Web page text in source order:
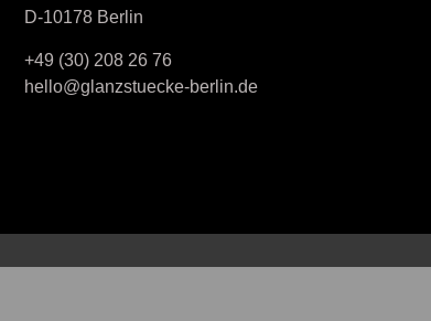
D-10178 Berlin
+49 (30) 208 26 76
hello@glanzstuecke-berlin.de